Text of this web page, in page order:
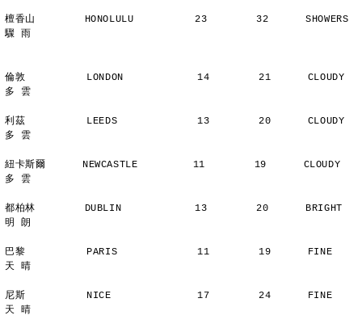
檀香山        HONOLULU          23        32      SHOWERS
驟 雨
倫敦          LONDON            14        21      CLOUDY
多 雲
利茲          LEEDS             13        20      CLOUDY
多 雲
紐卡斯爾      NEWCASTLE         11        19      CLOUDY
多 雲
都柏林        DUBLIN            13        20      BRIGHT
明 朗
巴黎          PARIS             11        19      FINE
天 晴
尼斯          NICE              17        24      FINE
天 晴